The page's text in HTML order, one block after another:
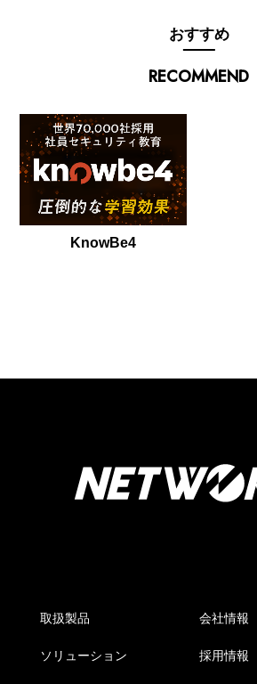
RECOMMEND
おすすめ
KnowBe4
取扱製品
ソリューション
会社情報
採用情報